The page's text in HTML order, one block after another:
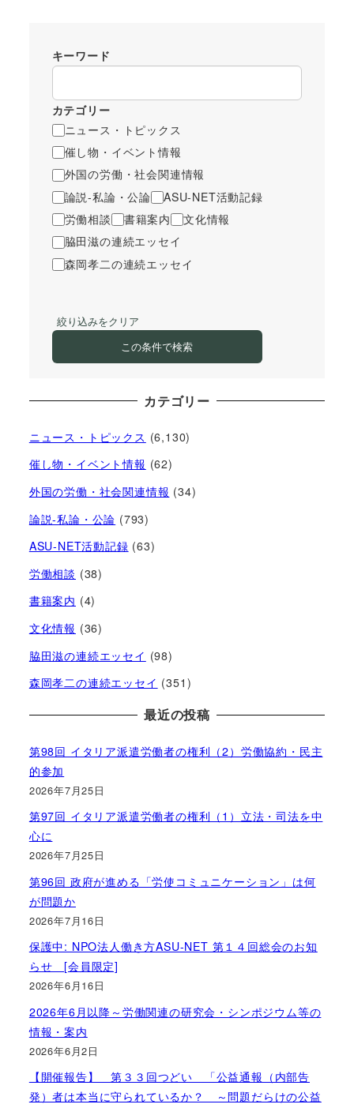
キーワード
カテゴリー
ニュース・トピックス
催し物・イベント情報
外国の労働・社会関連情報
論説-私論・公論
ASU-NET活動記録
労働相談
書籍案内
文化情報
脇田滋の連続エッセイ
森岡孝二の連続エッセイ
絞り込みをクリア
この条件で検索
カテゴリー
ニュース・トピックス (6,130)
催し物・イベント情報 (62)
外国の労働・社会関連情報 (34)
論説-私論・公論 (793)
ASU-NET活動記録 (63)
労働相談 (38)
書籍案内 (4)
文化情報 (36)
脇田滋の連続エッセイ (98)
森岡孝二の連続エッセイ (351)
最近の投稿
第98回 イタリア派遣労働者の権利（2）労働協約・民主
的参加
2026年7月25日
第97回 イタリア派遣労働者の権利（1）立法・司法を中
心に
2026年7月25日
第96回 政府が進める「労使コミュニケーション」は何
が問題か
2026年7月16日
保護中: NPO法人働き方ASU-NET 第１４回総会のお知
らせ [会員限定]
2026年6月16日
2026年6月以降～労働関連の研究会・シンポジウム等の
情報・案内
2026年6月2日
【開催報告】 第３３回つどい 「公益通報（内部告
発）者は本当に守られているか？ ～問題だらけの公益